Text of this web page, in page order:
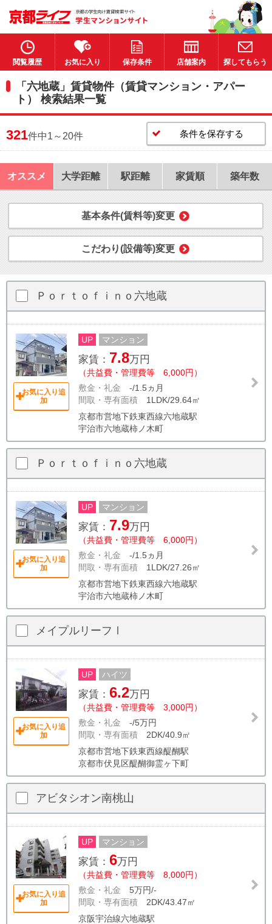
閲覧履歴 お気に入り 保存条件 店舗案内 探してもらう
「六地蔵」賃貸物件（賃貸マンション・アパー
ト） 検索結果一覧
321件中1～20件 条件を保存する
オススメ 大学距離 駅距離 家賃順 築年数
基本条件(賃料等)変更
こだわり(設備等)変更
Ｐｏｒｔｏｆｉｎｏ六地蔵
お気に入り追
加
UP マンション
家賃： 7.8万円
（共益費・管理費等 6,000円）
敷金・礼金 -/1.5ヵ月
間取・専有面積 1LDK/29.64㎡
京都市営地下鉄東西線六地蔵駅
宇治市六地蔵柿ノ木町
Ｐｏｒｔｏｆｉｎｏ六地蔵
お気に入り追
加
UP マンション
家賃： 7.9万円
（共益費・管理費等 6,000円）
敷金・礼金 -/1.5ヵ月
間取・専有面積 1LDK/27.26㎡
京都市営地下鉄東西線六地蔵駅
宇治市六地蔵柿ノ木町
メイプルリーフⅠ
お気に入り追
加
UP ハイツ
家賃： 6.2万円
（共益費・管理費等 3,000円）
敷金・礼金 -/5万円
間取・専有面積 2DK/40.9㎡
京都市営地下鉄東西線醍醐駅
京都市伏見区醍醐御霊ヶ下町
アビタシオン南桃山
お気に入り追
加
UP マンション
家賃： 6万円
（共益費・管理費等 8,000円）
敷金・礼金 5万円/-
間取・専有面積 2DK/43.47㎡
京阪宇治線六地蔵駅